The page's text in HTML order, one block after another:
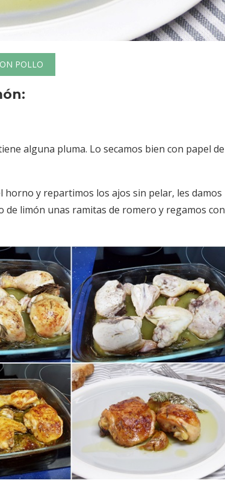
POLLO
alguna pluma. Lo secamos bien con papel de
y repartimos los ajos sin pelar, les damos
limón unas ramitas de romero y regamos con